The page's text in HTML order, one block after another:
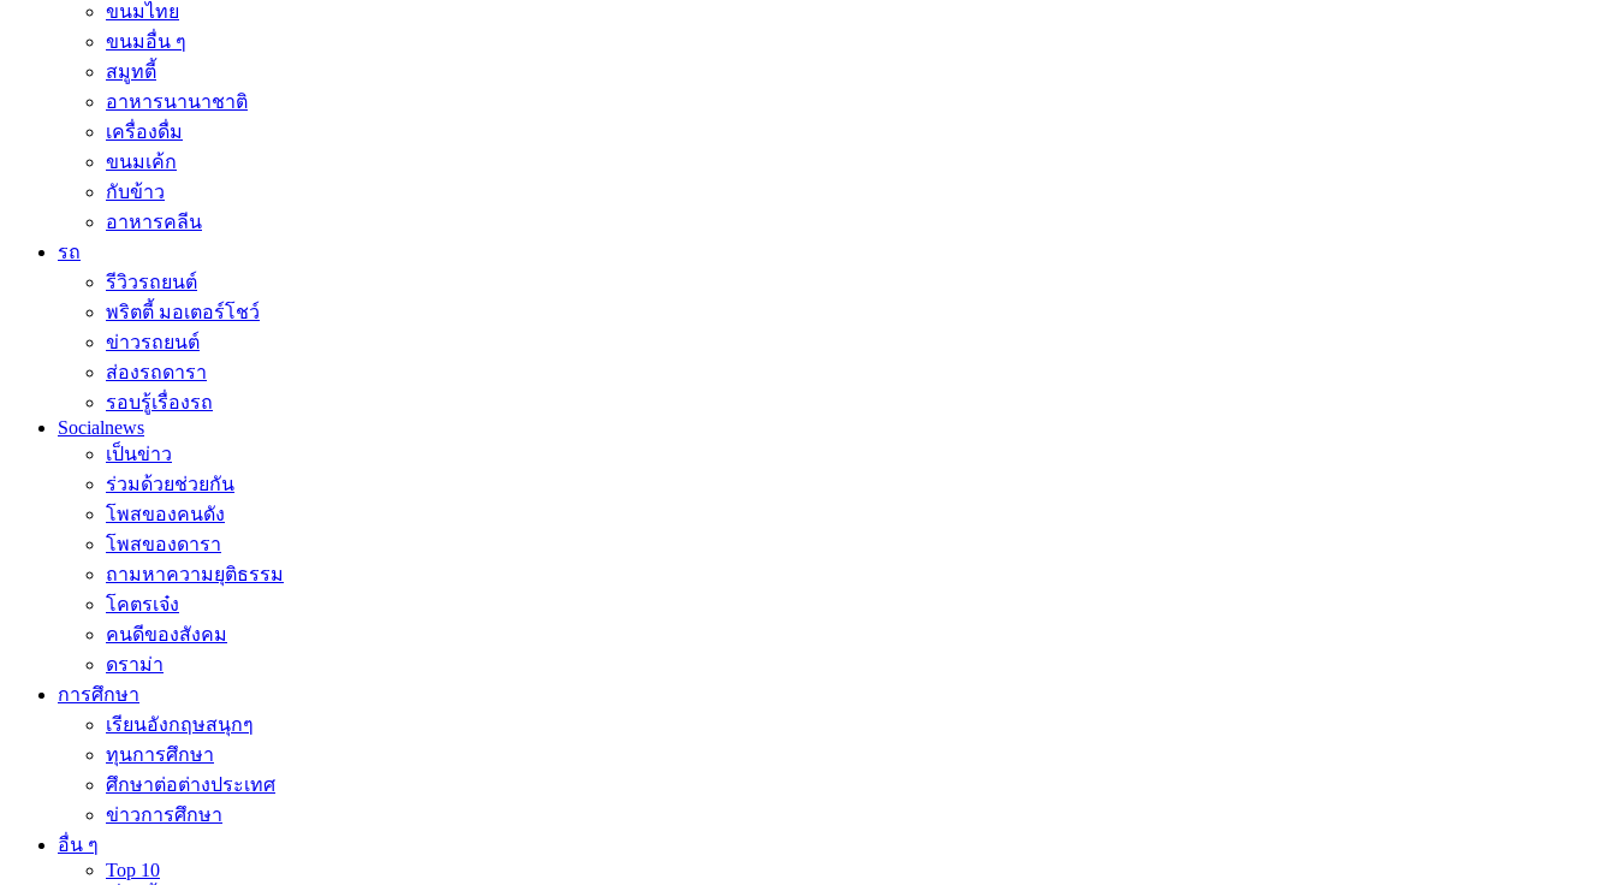
ขนมไทย
ขนมอื่น ๆ
สมูทตี้
อาหารนานาชาติ
เครื่องดื่ม
ขนมเค้ก
กับข้าว
อาหารคลีน
รถ
รีวิวรถยนต์
พริตตี้ มอเตอร์โชว์
ข่าวรถยนต์
ส่องรถดารา
รอบรู้เรื่องรถ
Socialnews
เป็นข่าว
ร่วมด้วยช่วยกัน
โพสของคนดัง
โพสของดารา
ถามหาความยุติธรรม
โคตรเจ๋ง
คนดีของสังคม
ดราม่า
การศึกษา
เรียนอังกฤษสนุกๆ
ทุนการศึกษา
ศึกษาต่อต่างประเทศ
ข่าวการศึกษา
อื่น ๆ
Top 10